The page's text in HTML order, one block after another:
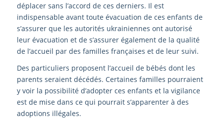
déplacer sans l’accord de ces derniers. Il est
indispensable avant toute évacuation de ces enfants de
s’assurer que les autorités ukrainiennes ont autorisé
leur évacuation et de s’assurer également de la qualité
de l’accueil par des familles françaises et de leur suivi.
Des particuliers proposent l’accueil de bébés dont les
parents seraient décédés. Certaines familles pourraient
y voir la possibilité d’adopter ces enfants et la vigilance
est de mise dans ce qui pourrait s’apparenter à des
adoptions illégales.